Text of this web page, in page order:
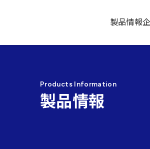
製品情報
Products Information
製品情報